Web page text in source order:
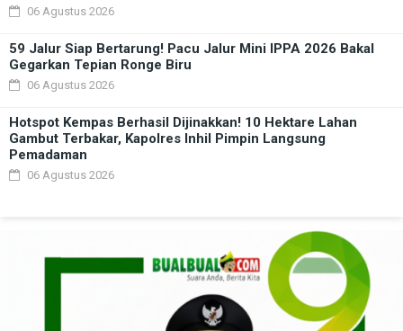
06 Agustus 2026
59 Jalur Siap Bertarung! Pacu Jalur Mini IPPA 2026 Bakal
Gegarkan Tepian Ronge Biru
06 Agustus 2026
Hotspot Kempas Berhasil Dijinakkan! 10 Hektare Lahan
Gambut Terbakar, Kapolres Inhil Pimpin Langsung
Pemadaman
06 Agustus 2026